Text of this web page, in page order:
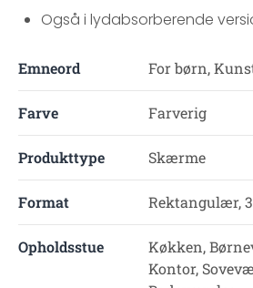
Også i lydabsorberende
Emneord For børn,
Farve Farverig
Produkttype Skærme
Format Rektangulær, 3
Opholdsstue
Køkken,
Kontor,